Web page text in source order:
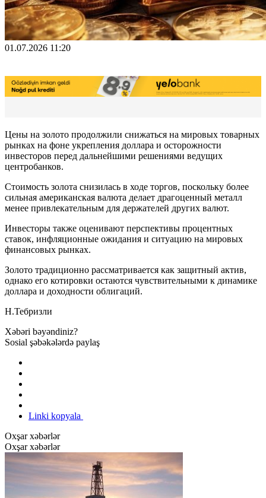
01.07.2026 11:20
Цены на золото продолжили снижаться на мировых товарных
рынках на фоне укрепления доллара и осторожности
инвесторов перед дальнейшими решениями ведущих
центробанков.
Стоимость золота снизилась в ходе торгов, поскольку более
сильная американская валюта делает драгоценный металл
менее привлекательным для держателей других валют.
Инвесторы также оценивают перспективы процентных
ставок, инфляционные ожидания и ситуацию на мировых
финансовых рынках.
Золото традиционно рассматривается как защитный актив,
однако его котировки остаются чувствительными к динамике
доллара и доходности облигаций.
Н.Тебризли
Xəbəri bəyəndiniz?
Sosial şəbəkələrdə paylaş
Linki kopyala
Oxşar xəbərlər
Oxşar xəbərlər